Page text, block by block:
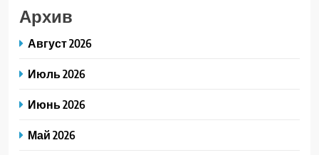
Архив
Август 2026
Июль 2026
Июнь 2026
Май 2026